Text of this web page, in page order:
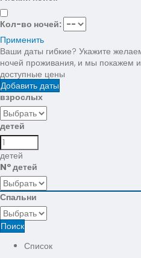
Кол-во ночей:
Применить
Ваши даты гибкие? Укажите
ночей проживания, и мы покажем
доступные цены
Добавить даты
взрослых
детей
детей
Nº детей
Спальни
Поиск
Список